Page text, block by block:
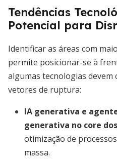
Tendências
Potencial para
Identificar as áreas com
permite posicionar-se à
algumas tecnologias devem
vetores de ruptura:
IA generativa e
generativa no core
otimização de
massa.